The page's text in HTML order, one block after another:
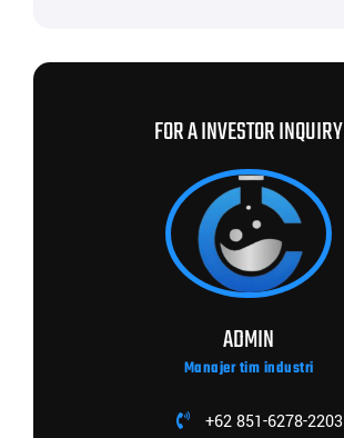
FOR A INVESTOR INQUIRY
ADMIN
Manajer tim industri
+62 851-6278-2203